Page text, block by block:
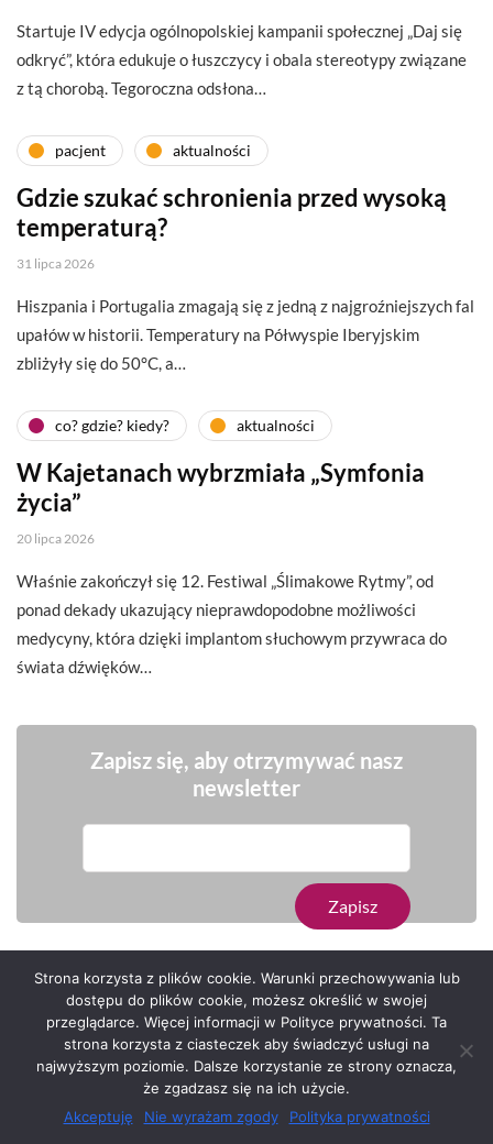
Startuje IV edycja ogólnopolskiej kampanii społecznej „Daj się
odkryć”, która edukuje o łuszczycy i obala stereotypy związane
z tą chorobą. Tegoroczna odsłona…
pacjent aktualności
Gdzie szukać schronienia przed wysoką
temperaturą?
31 lipca 2026
Hiszpania i Portugalia zmagają się z jedną z najgroźniejszych fal
upałów w historii. Temperatury na Półwyspie Iberyjskim
zbliżyły się do 50°C, a…
co? gdzie? kiedy? aktualności
W Kajetanach wybrzmiała „Symfonia
życia”
20 lipca 2026
Właśnie zakończył się 12. Festiwal „Ślimakowe Rytmy”, od
ponad dekady ukazujący nieprawdopodobne możliwości
medycyny, która dzięki implantom słuchowym przywraca do
świata dźwięków…
Zapisz się, aby otrzymywać nasz
newsletter
Serwis zaprojektował Grzegorz Sztank .
Strona korzysta z plików cookie. Warunki przechowywania lub
dostępu do plików cookie, możesz określić w swojej
przeglądarce. Więcej informacji w Polityce prywatności. Ta
strona korzysta z ciasteczek aby świadczyć usługi na
najwyższym poziomie. Dalsze korzystanie ze strony oznacza,
że zgadzasz się na ich użycie.
Akceptuję
Nie wyrażam zgody Polityka prywatności